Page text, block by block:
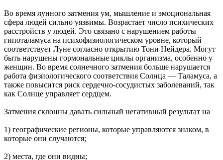
Во время лунного затмения ум, мышление и эмоциональная
сфера людей сильно уязвимы. Возрастает число психических
расстройств у людей. Это связано с нарушением работы
гипоталамуса на психофизиологическом уровне, который
соответствует Луне согласно открытию Тони Нейдера. Могут
быть нарушены гормональные циклы организма, особенно у
женщин. Во время солнечного затмения больше нарушается
работа физиологического соответствия Солнца — Таламуса, а
также повысится риск сердечно-сосудистых заболеваний, так
как Солнце управляет сердцем.
Затмения склонны давать сильный негативный результат на
1) географические регионы, которые управляются знаком, в
которые они случаются;
2) места, где они видны;